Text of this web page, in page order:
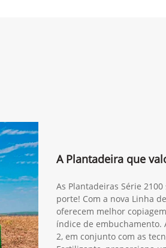
A Plantadeira que
As Plantadeiras Série
porte! Com a nova Linha
oferecem melhor
índice de embuchamento.
2, em conjunto com as